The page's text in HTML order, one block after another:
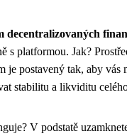
decentralizovaných
s platformou. Jak?
je postavený tak, aby
stabilitu a likviditu
V podstatě